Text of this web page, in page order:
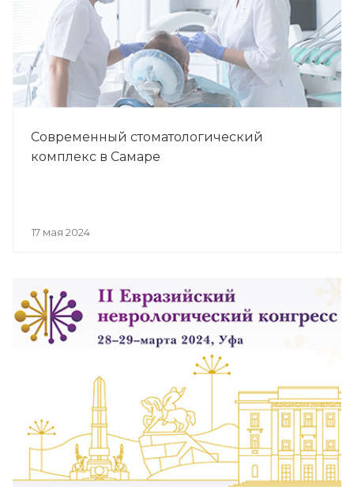
Современный стоматологический
комплекс в Самаре
17 мая 2024